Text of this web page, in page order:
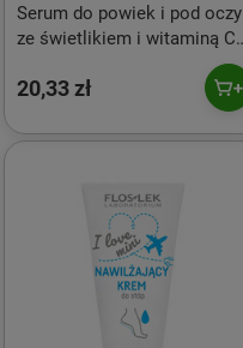
Serum do powiek i pod oczy
ze świetlikiem i witaminą C
20,33 zł